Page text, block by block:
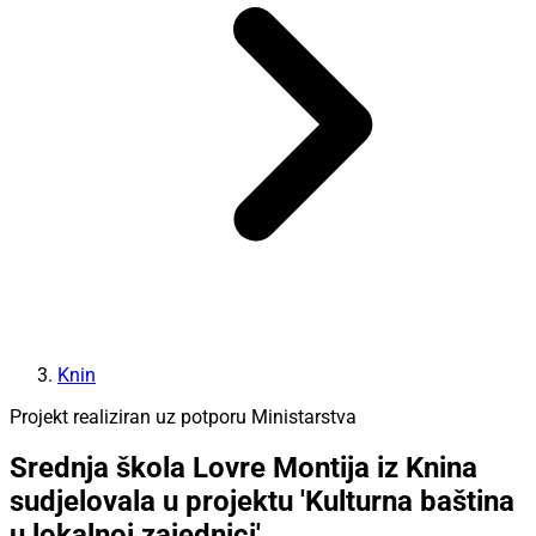
Knin
Projekt realiziran uz potporu Ministarstva
Srednja škola Lovre Montija iz Knina
sudjelovala u projektu 'Kulturna baština